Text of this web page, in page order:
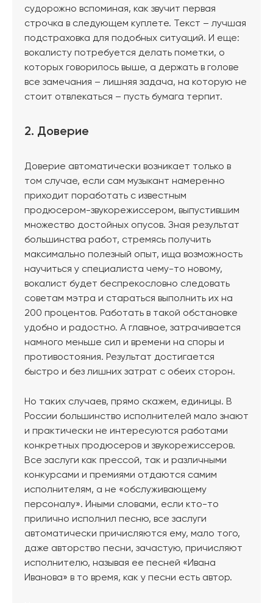
судорожно вспоминая, как звучит первая
строчка в следующем куплете. Текст – лучшая
подстраховка для подобных ситуаций. И еще:
вокалисту потребуется делать пометки, о
которых говорилось выше, а держать в голове
все замечания – лишняя задача, на которую не
стоит отвлекаться – пусть бумага терпит.
2. Доверие
Доверие автоматически возникает только в
том случае, если сам музыкант намеренно
приходит поработать с известным
продюсером-звукорежиссером, выпустившим
множество достойных опусов. Зная результат
большинства работ, стремясь получить
максимально полезный опыт, ища возможность
научиться у специалиста чему-то новому,
вокалист будет беспрекословно следовать
советам мэтра и стараться выполнить их на
200 процентов. Работать в такой обстановке
удобно и радостно. А главное, затрачивается
намного меньше сил и времени на споры и
противостояния. Результат достигается
быстро и без лишних затрат с обеих сторон.
Но таких случаев, прямо скажем, единицы. В
России большинство исполнителей мало знают
и практически не интересуются работами
конкретных продюсеров и звукорежиссеров.
Все заслуги как прессой, так и различными
конкурсами и премиями отдаются самим
исполнителям, а не «обслуживающему
персоналу». Иными словами, если кто-то
прилично исполнил песню, все заслуги
автоматически причисляются ему, мало того,
даже авторство песни, зачастую, причисляют
исполнителю, называя ее песней «Ивана
Иванова» в то время, как у песни есть автор.